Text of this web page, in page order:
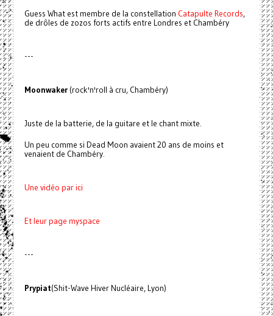
Guess What est membre de la constellation Catapulte Records,
de drôles de zozos forts actifs entre Londres et Chambéry
---
Moonwaker(rock'n'roll à cru, Chambéry)
Juste de la batterie, de la guitare et le chant mixte.
Un peu comme si Dead Moon avaient 20 ans de moins et
venaient de Chambéry.
Une vidéo par ici
Et leur page myspace
---
Prypiat(Shit-Wave Hiver Nucléaire, Lyon)